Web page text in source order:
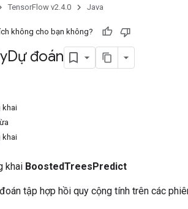
TensorFlow v2.4.0 Java
không cho bạn không?
Dự đoán
khai
khai
khai BoostedTreesPredict
tập hợp hồi quy cộng tính trên các